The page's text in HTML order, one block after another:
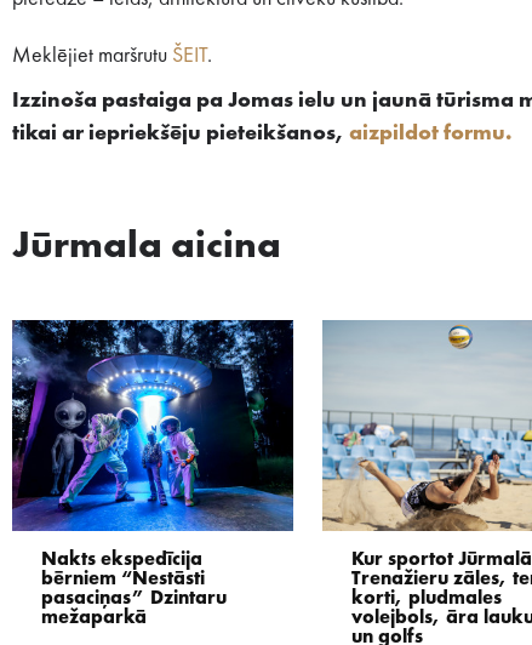
Meklējiet maršrutu ŠEIT.
Izzinoša pastaiga pa Jomas ielu un jaunā
tikai ar iepriekšēju pieteikšanos, aizpildot formu.
Jūrmala aicina
Nakts ekspedīcija
bērniem “Nestāsti
pasaciņas” Dzintaru
mežaparkā
Kur sportot
Trenažieru zāles,
korti, pludmales
volejbols, āra
un golfs